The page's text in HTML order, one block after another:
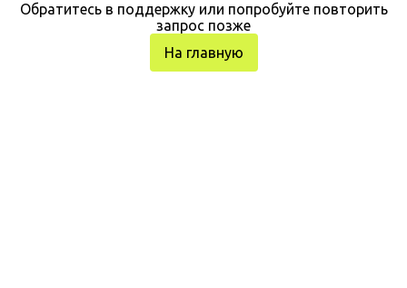
Обратитесь в поддержку или попробуйте повторить
запрос позже
На главную